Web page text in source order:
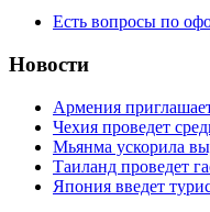
Есть вопросы по
Новости
Армения
Чехия проведет
Мьянма ускорила
Таиланд проведет
Япония введет